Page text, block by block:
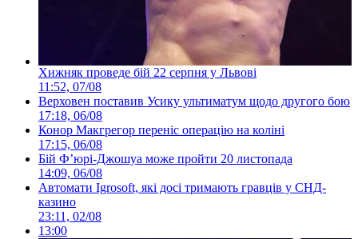
Хижняк проведе бій 22 серпня у Львові
11:52, 07/08
Верховен поставив Усику ультиматум щодо другого бою
17:18, 06/08
Конор Макгрегор переніс операцію на коліні
17:15, 06/08
Бій Ф’юрі-Джошуа може пройти 20 листопада
14:09, 06/08
Автомати Igrosoft, які досі тримають гравців у СНД-
казино
23:11, 02/08
13:00